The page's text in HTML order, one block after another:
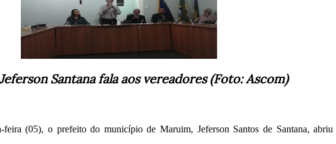
Santana fala aos vereadores (Foto: Ascom)
feira (05), o prefeito do município de Maruim, Jeferson Santos de Santana, abriu